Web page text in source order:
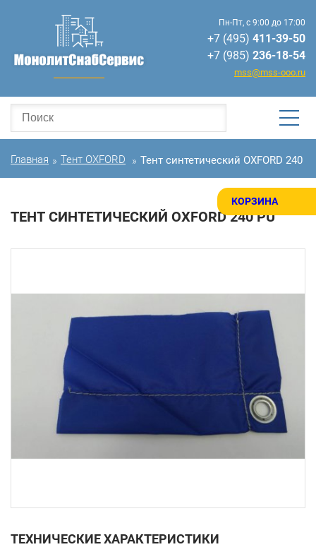
КОРЗИНА
Пн-Пт, с 9:00 до 17:00
+7 (495) 411-39-50
+7 (985) 236-18-54
mss@mss-ooo.ru
Главная » Тент OXFORD » Тент синтетический OXFORD 240
ТЕНТ СИНТЕТИЧЕСКИЙ OXFORD 240 PU
ТЕХНИЧЕСКИЕ ХАРАКТЕРИСТИКИ